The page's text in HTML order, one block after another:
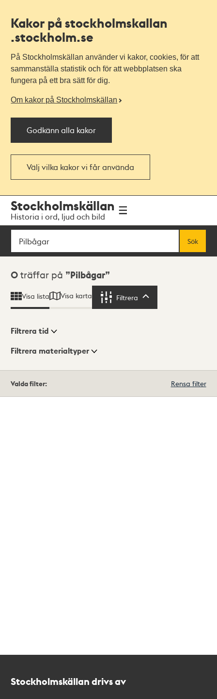
Kakor på stockholmskallan
.stockholm.se
På Stockholmskällan använder vi kakor, cookies, för att
sammanställa statistik och för att webbplatsen ska
fungera på ett bra sätt för dig.
Om kakor på Stockholmskällan
Godkänn alla kakor
Välj vilka kakor vi får använda
navigationen
huvudinnehållet
Stockholmskällan
Historia i ord, ljud och bild
Sök
Sök
Sökresultat
0 träffar på Pilbågar
Visa lista Visa karta Filtrera
Visningsläge
Filtrera tid
Filtrera materialtyper
träffar
Valda filter: Rensa filter
Stockholmskällan drivs av